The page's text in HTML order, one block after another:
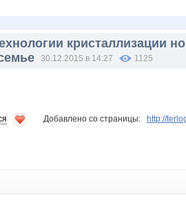
кристаллизации
30.12.2015 в 14:27 1125
Добавлено со страницы: http://